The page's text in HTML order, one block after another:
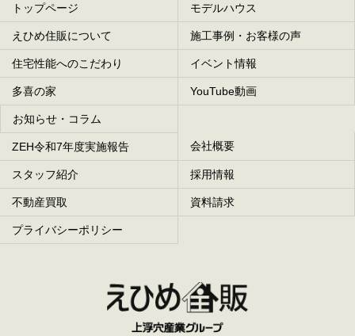
トップページ モデルハウス
えひめ住販について 施工事例・お客様の声
住宅性能へのこだわり イベント情報
多喜の家 YouTube動画
お知らせ・コラム
ZEH令和7年度実施報告 会社概要
スタッフ紹介 採用情報
不動産買取 資料請求
プライバシーポリシー